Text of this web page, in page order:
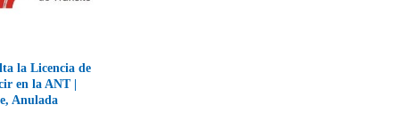
la Licencia de
en la ANT |
Anulada